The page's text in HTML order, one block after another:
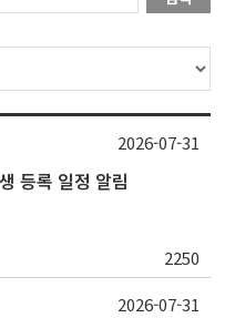
등록 일정 알림
2250
2026-07-31
2026-07-31